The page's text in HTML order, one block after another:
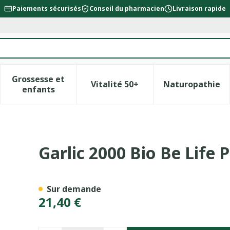
Paiements sécurisés Conseil du pharmacien Livraison rapide
catégorie Beauté, soins et hygiène
sous-menu pour la catégorie Régime, alimentation &
Grossesse et
enfants
Afficher le sous-menu pour la catégorie
Vitalité 50+Afficher le sous-menu pour
Naturopathie
Afficher
60 Rempl.3094711
Garlic 2000 Bio Be Life
21,40 €
Sur demande